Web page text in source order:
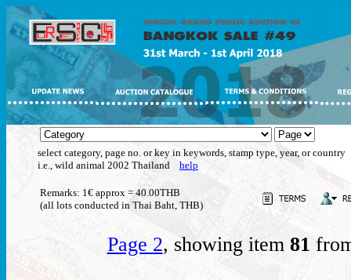
select category, page no. or key in keywords, stamp type, year, or country
i.e., wild animal 2002 Thailand help
Remarks: 1€ approx = 40.00THB
(all lots conducted in Thai Baht, THB)
Page 2, showing item 81